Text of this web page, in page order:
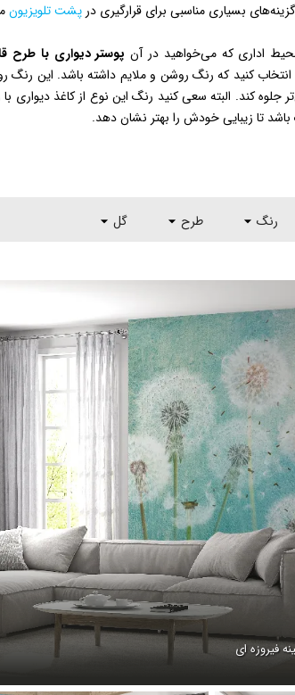
بسیاری مناسبی برای قرارگیری در پشت تلویزیون
اداری که می‌خواهید در آن پوستر دیواری با طرح
کنید که رنگ روشن و ملایم داشته باشد. این
جلوه کند. البته سعی کنید رنگ این نوع از کاغذ دیواری
تا زیبایی خودش را بهتر نشان دهد.
رنگ طرح گل
فیروزه ای